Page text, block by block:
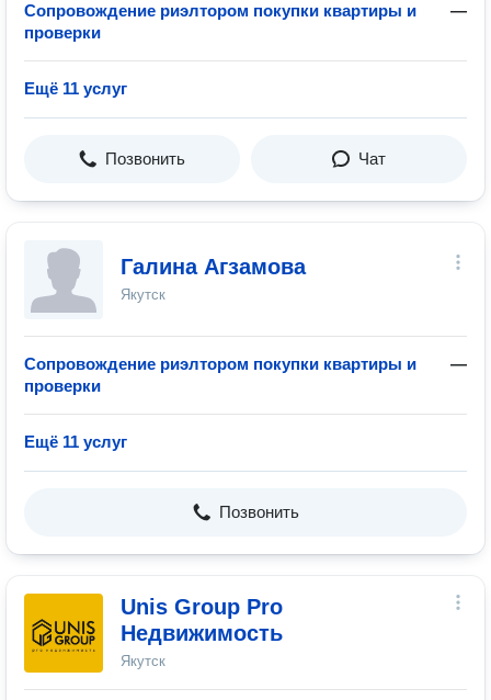
Сопровождение риэлтором покупки квартиры и
проверки
—
Ещё 11 услуг
Позвонить Чат
Галина Агзамова
Якутск
Сопровождение риэлтором покупки квартиры и
проверки
—
Ещё 11 услуг
Позвонить
Unis Group Pro
Недвижимость
Якутск